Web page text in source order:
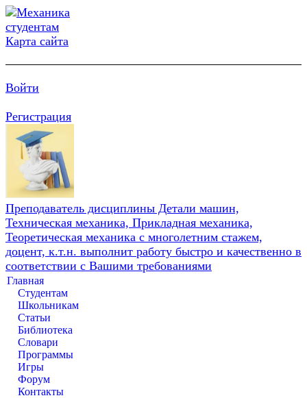
Карта сайта
Войти
Регистрация
Преподаватель дисциплины Детали машин,
Техническая механика, Прикладная механика,
Теоретическая механика с многолетним стажем,
доцент, к.т.н. выполнит работу быстро и качественно в
соответствии с Вашими требованиями
Главная
Студентам
Школьникам
Статьи
Библиотека
Словари
Программы
Игры
Форум
Контакты